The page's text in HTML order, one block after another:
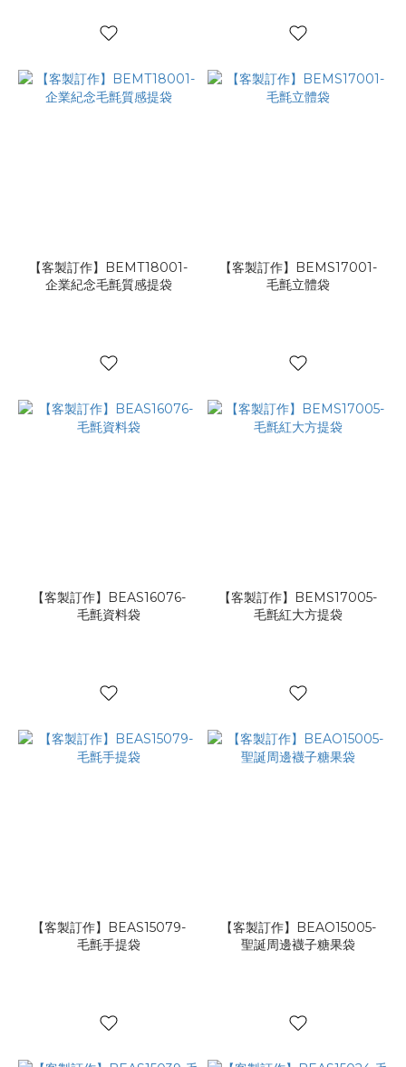
【客製訂作】BEMT18001-
企業紀念毛氈質感提袋
【客製訂作】BEMS17001-
毛氈立體袋
【客製訂作】BEAS16076-
毛氈資料袋
【客製訂作】BEMS17005-
毛氈紅大方提袋
【客製訂作】BEAS15079-
毛氈手提袋
【客製訂作】BEAO15005-
聖誕周邊襪子糖果袋